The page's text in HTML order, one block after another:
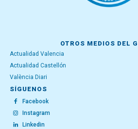
OTROS MEDIOS DEL
Actualidad Valencia
Actualidad Castellón
València Diari
SÍGUENOS
Facebook
Instagram
Linkedin